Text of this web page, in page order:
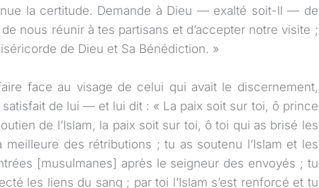
la certitude. Demande à Dieu — exalté soit-ll — de
nous réunir à tes partisans et d’accepter notre visite ;
de Dieu et Sa Bénédiction. »
face au visage de celui qui avait le discernement,
de lui — et lui dit : « La paix soit sur toi, ô prince
de l’Islam, la paix soit sur toi, ô toi qui as brisé les
meilleure des rétributions ; tu as soutenu l’Islam et les
[musulmanes] après le seigneur des envoyés ; tu
les liens du sang ; par toi l’Islam s’est renforcé et tu